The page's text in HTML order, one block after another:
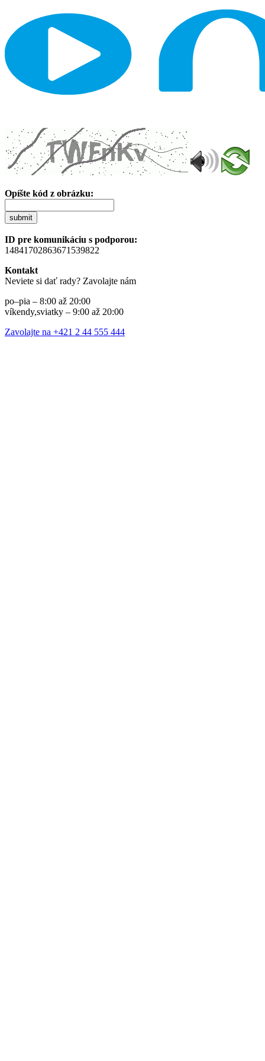
Opíšte kód z obrázku:
submit
ID pre komunikáciu s podporou:
14841702863671539822
Kontakt
Neviete si dať rady? Zavolajte nám
po–pia – 8:00 až 20:00
víkendy,sviatky – 9:00 až 20:00
Zavolajte na +421 2 44 555 444